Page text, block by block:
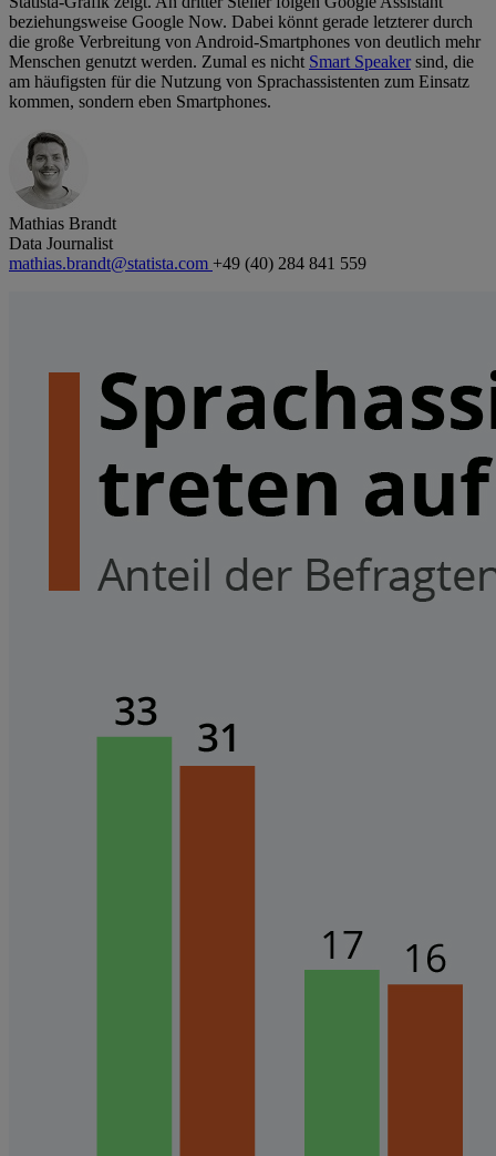
beziehungsweise Google Now. Dabei könnt gerade letzterer durch
die große Verbreitung von Android-Smartphones von deutlich mehr
Menschen genutzt werden. Zumal es nicht Smart Speakersind, die
am häufigsten für die Nutzung von Sprachassistenten zum Einsatz
kommen, sondern eben Smartphones.
Mathias Brandt
Data Journalist
mathias.brandt@statista.com +49 (40) 284 841 559